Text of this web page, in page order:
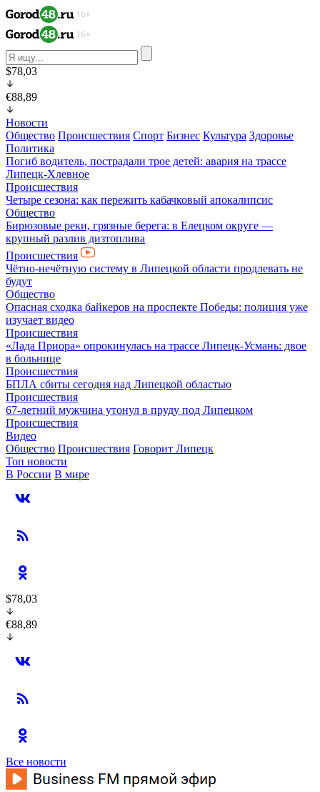
$78,03
€88,89
Новости
Общество Происшествия Спорт Бизнес Культура Здоровье
Политика
Погиб водитель, пострадали трое детей: авария на трассе
Липецк-Хлевное
Происшествия
Четыре сезона: как пережить кабачковый апокалипсис
Общество
Бирюзовые реки, грязные берега: в Елецком округе —
крупный разлив дизтоплива
Происшествия
Чётно-нечётную систему в Липецкой области продлевать не
будут
Общество
Опасная сходка байкеров на проспекте Победы: полиция уже
изучает видео
Происшествия
«Лада Приора» опрокинулась на трассе Липецк-Усмань: двое
в больнице
Происшествия
БПЛА сбиты сегодня над Липецкой областью
Происшествия
67-летний мужчина утонул в пруду под Липецком
Происшествия
Видео
Общество Происшествия Говорит Липецк
Топ новости
В России В мире
$78,03
€88,89
Все новости